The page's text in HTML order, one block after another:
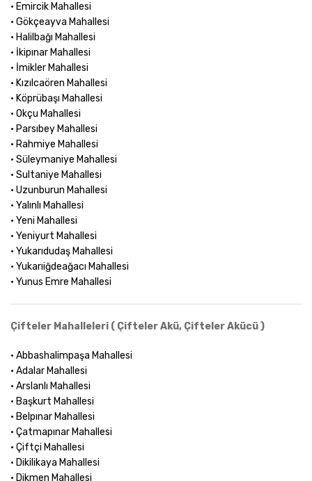
• Emircik Mahallesi
• Gökçeayva Mahallesi
• Halilbağı Mahallesi
• İkipınar Mahallesi
• İmikler Mahallesi
• Kızılcaören Mahallesi
• Köprübaşı Mahallesi
• Okçu Mahallesi
• Parsıbey Mahallesi
• Rahmiye Mahallesi
• Süleymaniye Mahallesi
• Sultaniye Mahallesi
• Uzunburun Mahallesi
• Yalınlı Mahallesi
• Yeni Mahallesi
• Yeniyurt Mahallesi
• Yukarıdudaş Mahallesi
• Yukarıiğdeağacı Mahallesi
• Yunus Emre Mahallesi
Çifteler Mahalleleri ( Çifteler Akü, Çifteler Akücü )
• Abbashalimpaşa Mahallesi
• Adalar Mahallesi
• Arslanlı Mahallesi
• Başkurt Mahallesi
• Belpınar Mahallesi
• Çatmapınar Mahallesi
• Çiftçi Mahallesi
• Dikilikaya Mahallesi
• Dikmen Mahallesi